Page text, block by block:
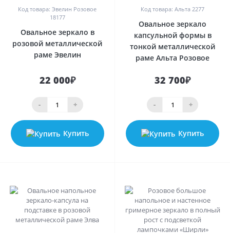
Код товара: Эвелин Розовое
18177
Овальное зеркало в
розовой металлической
раме Эвелин
22 000₽
- +
Купить
Код товара: Альта 2277
Овальное зеркало
капсульной формы в
тонкой металлической
раме Альта Розовое
32 700₽
- +
Купить